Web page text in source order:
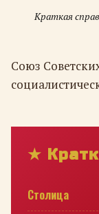
Краткая
Союз
★
Столица